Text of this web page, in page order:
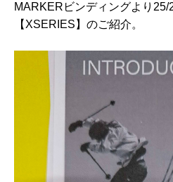
MARKERビンディングより
【XSERIES】のご紹介。